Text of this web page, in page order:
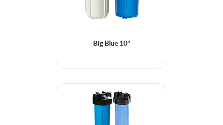
Big Blue 10"